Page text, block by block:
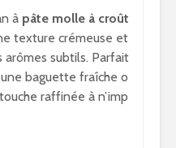
à pâte molle à croût
texture crémeuse et
subtils. Parfait
baguette fraîche o
raffinée à n’imp